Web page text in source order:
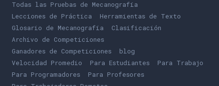
Todas las Pruebas de Mecanografía
Lecciones de Práctica
Herramientas de Texto
Glosario de Mecanografía
Clasificación
Archivo de Competiciones
Ganadores de Competiciones
blog
Velocidad Promedio
Para Estudiantes
Para Trabajo
Para Programadores
Para Profesores